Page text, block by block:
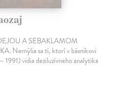
A SEBAKLAMOM
Nemýlia sa tí, ktorí v básnikovi
1991) vidia deziluzívneho analytika